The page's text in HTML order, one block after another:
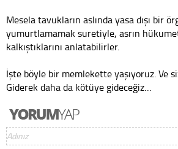
Mesela tavukların aslında yasa dışı bir
yumurtlamamak suretiyle, asrın
kalkıştıklarını anlatabilirler.
İşte böyle bir memlekette yaşıyoruz. Ve
Giderek daha da kötüye gideceğiz…